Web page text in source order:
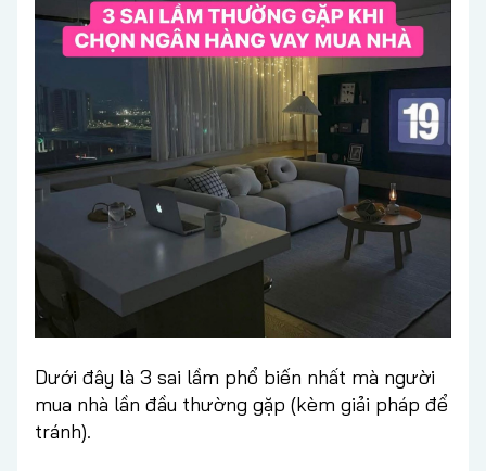
Dưới đây là 3 sai lầm phổ biến nhất mà người
mua nhà lần đầu thường gặp (kèm giải pháp để
tránh).